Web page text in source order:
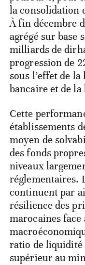
la consolidation
À fin décembre
agrégé sur base
milliards de
progression de
sous l’effet de
bancaire et de
Cette
établissements
moyen de
des fonds
niveaux
réglementaires.
continuent par
résilience des
marocaines face
ratio de liquidité
supérieur au